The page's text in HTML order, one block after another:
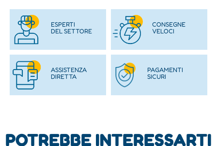
ESPERTI
DEL SETTORE
CONSEGNE
VELOCI
ASSISTENZA
DIRETTA
PAGAMENTI
SICURI
POTREBBE INTERESSARTI